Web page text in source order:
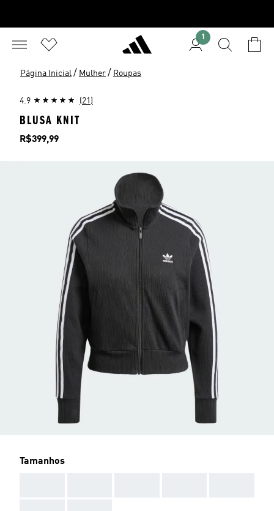
1
Página Inicial / Mulher / Roupas
4.9 (21)
BLUSA KNIT
Preço
R$399,99
Tamanhos